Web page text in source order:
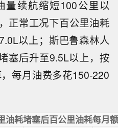
量续航缩短100公里以
正常工况下百公里油耗
以上；斯巴鲁森林人
塞后升至9.5L以上，按
每月油费多花150-220
油耗堵塞后百公里油耗每月